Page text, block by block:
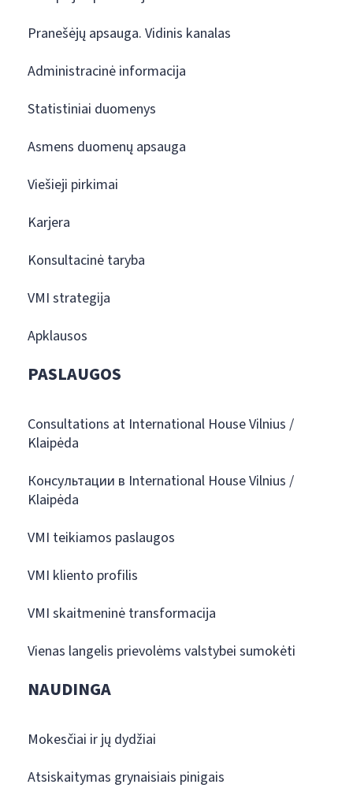
Pranešėjų apsauga. Vidinis kanalas
Administracinė informacija
Statistiniai duomenys
Asmens duomenų apsauga
Viešieji pirkimai
Karjera
Konsultacinė taryba
VMI strategija
Apklausos
PASLAUGOS
Consultations at International House Vilnius /
Klaipėda
Консультации в International House Vilnius /
Klaipėda
VMI teikiamos paslaugos
VMI kliento profilis
VMI skaitmeninė transformacija
Vienas langelis prievolėms valstybei sumokėti
NAUDINGA
Mokesčiai ir jų dydžiai
Atsiskaitymas grynaisiais pinigais